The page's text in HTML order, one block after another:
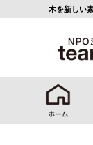
木を新しい